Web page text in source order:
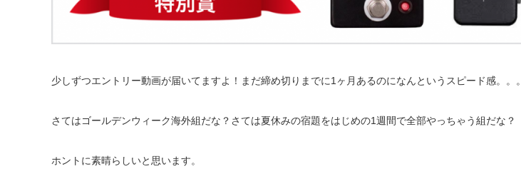
少しずつエントリー動画が届いてますよ！まだ締め切りまでに1ヶ月あるのになんというスピード感。。。
さてはゴールデンウィーク海外組だな？さては夏休みの宿題をはじめの1週間で全部やっちゃう組だな？
ホントに素晴らしいと思います。